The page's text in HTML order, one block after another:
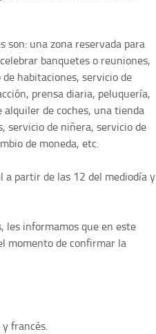
son: una zona reservada para
banquetes o reuniones,
habitaciones, servicio de
prensa diaria, peluquería,
alquiler de coches, una tienda
servicio de niñera, servicio de
de moneda, etc.
a partir de las 12 del mediodía y
les informamos que en este
momento de confirmar la
francés.